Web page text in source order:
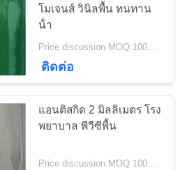
นิลหรู
18
โมเจนส์ วินิลพื้น ทนทาน
น้ํา
Price discussion MOQ:100ตรม
ติดต่อ
แอนติสกิด 2 มิลลิเมตร โรง
พยาบาล พีวีซีพื้น
Price discussion MOQ:100ตรม